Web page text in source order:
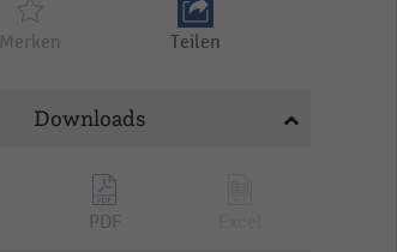
Merken Teilen
Downloads
PDF